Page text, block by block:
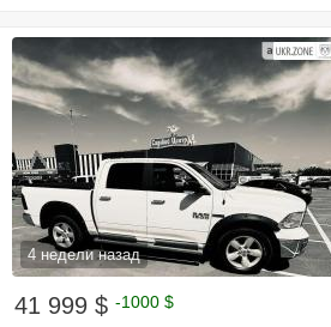
4 недели назад
41 999 $ -1000 $